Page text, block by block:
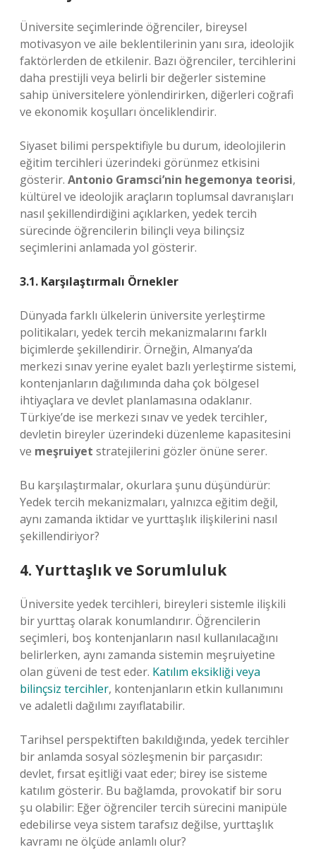
Üniversite seçimlerinde öğrenciler, bireysel
motivasyon ve aile beklentilerinin yanı sıra, ideolojik
faktörlerden de etkilenir. Bazı öğrenciler, tercihlerini
daha prestijli veya belirli bir değerler sistemine
sahip üniversitelere yönlendirirken, diğerleri coğrafi
ve ekonomik koşulları önceliklendirir.
Siyaset bilimi perspektifiyle bu durum, ideolojilerin
eğitim tercihleri üzerindeki görünmez etkisini
gösterir. Antonio Gramsci’nin hegemonya teorisi,
kültürel ve ideolojik araçların toplumsal davranışları
nasıl şekillendirdiğini açıklarken, yedek tercih
sürecinde öğrencilerin bilinçli veya bilinçsiz
seçimlerini anlamada yol gösterir.
3.1. Karşılaştırmalı Örnekler
Dünyada farklı ülkelerin üniversite yerleştirme
politikaları, yedek tercih mekanizmalarını farklı
biçimlerde şekillendirir. Örneğin, Almanya’da
merkezi sınav yerine eyalet bazlı yerleştirme sistemi,
kontenjanların dağılımında daha çok bölgesel
ihtiyaçlara ve devlet planlamasına odaklanır.
Türkiye’de ise merkezi sınav ve yedek tercihler,
devletin bireyler üzerindeki düzenleme kapasitesini
ve meşruiyet stratejilerini gözler önüne serer.
Bu karşılaştırmalar, okurlara şunu düşündürür:
Yedek tercih mekanizmaları, yalnızca eğitim değil,
aynı zamanda iktidar ve yurttaşlık ilişkilerini nasıl
şekillendiriyor?
4. Yurttaşlık ve Sorumluluk
Üniversite yedek tercihleri, bireyleri sistemle ilişkili
bir yurttaş olarak konumlandırır. Öğrencilerin
seçimleri, boş kontenjanların nasıl kullanılacağını
belirlerken, aynı zamanda sistemin meşruiyetine
olan güveni de test eder. Katılım eksikliği veya
bilinçsiz tercihler, kontenjanların etkin kullanımını
ve adaletli dağılımı zayıflatabilir.
Tarihsel perspektiften bakıldığında, yedek tercihler
bir anlamda sosyal sözleşmenin bir parçasıdır:
devlet, fırsat eşitliği vaat eder; birey ise sisteme
katılım gösterir. Bu bağlamda, provokatif bir soru
şu olabilir: Eğer öğrenciler tercih sürecini manipüle
edebilirse veya sistem tarafsız değilse, yurttaşlık
kavramı ne ölçüde anlamlı olur?